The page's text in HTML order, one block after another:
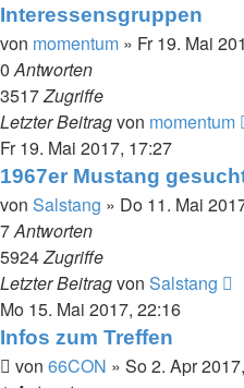
Interessensgruppen
von momentum » Fr 19. Mai
0Antworten
3517Zugriffe
Letzter Beitragvon momentum
Fr 19. Mai 2017, 17:27
1967er Mustang
von Salstang » Do 11. Mai
7Antworten
5924Zugriffe
Letzter Beitragvon Salstang
Mo 15. Mai 2017, 22:16
Infos zum Treffen
von 66CON » So 2. Apr